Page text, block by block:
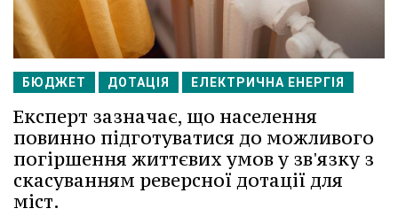
БЮДЖЕТ ДОТАЦІЯ ЕЛЕКТРИЧНА ЕНЕРГІЯ
Експерт зазначає, що населення
повинно підготуватися до можливого
погіршення життєвих умов у зв'язку з
скасуванням реверсної дотації для
міст.